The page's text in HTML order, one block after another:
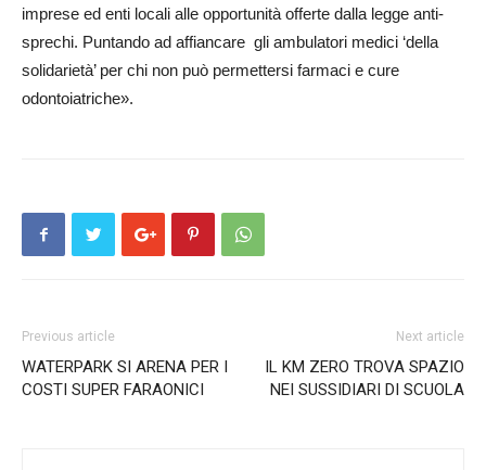
imprese ed enti locali alle opportunità offerte dalla legge anti-
sprechi. Puntando ad affiancare gli ambulatori medici ‘della
solidarietà’ per chi non può permettersi farmaci e cure
odontoiatriche».
Previous article
WATERPARK SI ARENA PER I
COSTI SUPER FARAONICI
Next article
IL KM ZERO TROVA SPAZIO
NEI SUSSIDIARI DI SCUOLA